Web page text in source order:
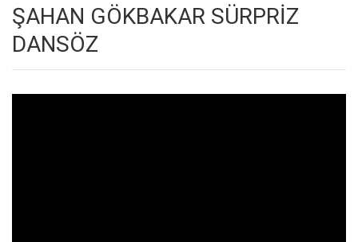
ŞAHAN GÖKBAKAR SÜRPRİZ
DANSÖZ